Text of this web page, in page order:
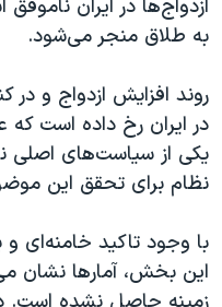
ازدواج‌ها در ایران
به طلاق منجر می‌شود.
روند افزایش ازدواج و در
در ایران رخ داده است
یکی از سیاست‌های اصلی
نظام برای تحقق این
با وجود تاکید خامنه‌ای
این بخش، آمارها نشان